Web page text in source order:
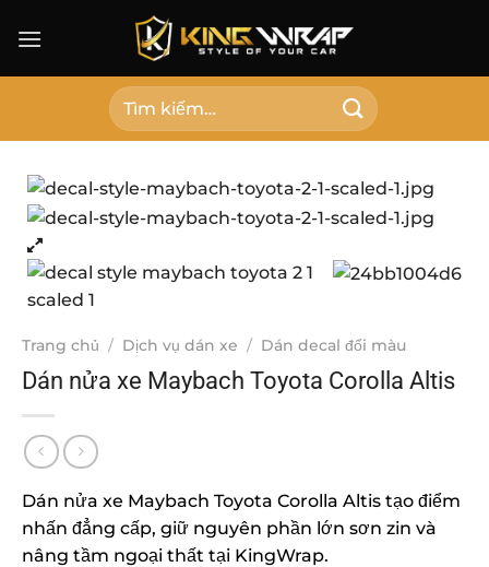
qua
Tìm
kiếm:
Trang chủ / Dịch vụ dán xe / Dán decal đổi màu
Dán nửa xe Maybach Toyota Corolla Altis
Dán nửa xe Maybach Toyota Corolla Altis tạo điểm
nhấn đẳng cấp, giữ nguyên phần lớn sơn zin và
nâng tầm ngoại thất tại KingWrap.